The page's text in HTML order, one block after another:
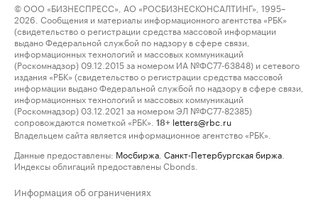
© ООО «БИЗНЕСПРЕСС», АО «РОСБИЗНЕСКОНСАЛТИНГ», 1995–
2026. Сообщения и материалы информационного агентства «РБК»
(свидетельство о регистрации средства массовой информации
выдано Федеральной службой по надзору в сфере связи,
информационных технологий и массовых коммуникаций
(Роскомнадзор) 09.12.2015 за номером ИА №ФС77-63848) и сетевого
издания «РБК» (свидетельство о регистрации средства массовой
информации выдано Федеральной службой по надзору в сфере связи,
информационных технологий и массовых коммуникаций
(Роскомнадзор) 03.12.2021 за номером ЭЛ №ФС77-82385)
сопровождаются пометкой «РБК».
18+ letters@rbc.ru
Владельцем сайта является информационное агентство «РБК».
Данные предоставлены: Мосбиржа Санкт-Петербургская биржа
Индексы облигаций предоставлены Cbonds.
Информация об ограничениях